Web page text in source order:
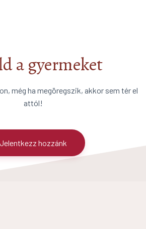
a gyermeket
még ha megöregszik, akkor sem tér el
attól!
Jelentkezz hozzánk